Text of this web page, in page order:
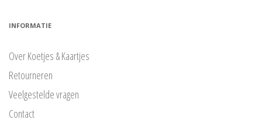
INFORMATIE
Over Koetjes & Kaartjes
Retourneren
Veelgestelde vragen
Contact